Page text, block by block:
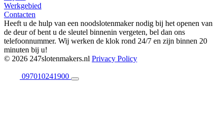
Werkgebied
Contacten
Heeft u de hulp van een noodslotenmaker nodig bij het openen van
de deur of bent u de sleutel binnenin vergeten, bel dan ons
telefoonnummer. Wij werken de klok rond 24/7 en zijn binnen 20
minuten bij u!
© 2026 247slotenmakers.nl Privacy Policy
097010241900